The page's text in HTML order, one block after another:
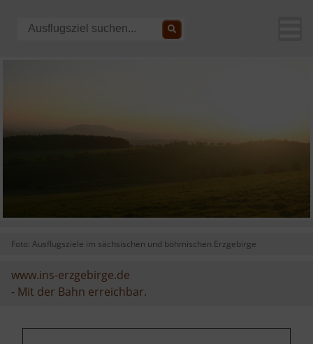
Foto: Ausflugsziele im sächsischen und böhmischen Erzgebirge
www.ins-erzgebirge.de
- Mit der Bahn erreichbar.